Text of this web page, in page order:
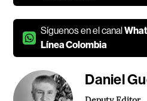
Síguenos en el canal
Línea Colombia
Daniel